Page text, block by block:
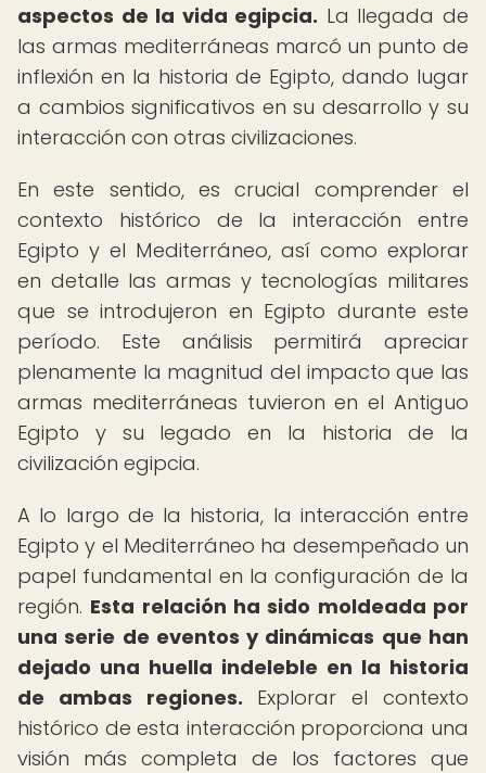
aspectos de la vida egipcia. La llegada de
las armas mediterráneas marcó un punto de
inflexión en la historia de Egipto, dando lugar
a cambios significativos en su desarrollo y su
interacción con otras civilizaciones.
En este sentido, es crucial comprender el
contexto histórico de la interacción entre
Egipto y el Mediterráneo, así como explorar
en detalle las armas y tecnologías militares
que se introdujeron en Egipto durante este
período. Este análisis permitirá apreciar
plenamente la magnitud del impacto que las
armas mediterráneas tuvieron en el Antiguo
Egipto y su legado en la historia de la
civilización egipcia.
A lo largo de la historia, la interacción entre
Egipto y el Mediterráneo ha desempeñado un
papel fundamental en la configuración de la
región. Esta relación ha sido moldeada por
una serie de eventos y dinámicas que han
dejado una huella indeleble en la historia
de ambas regiones. Explorar el contexto
histórico de esta interacción proporciona una
visión más completa de los factores que